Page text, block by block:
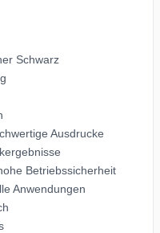
Schwarz
Ausdrucke
Betriebssicherheit
Anwendungen